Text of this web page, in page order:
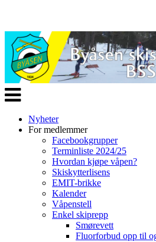
Veksle
navigasjon
Nyheter
For medlemmer
Facebookgrupper
Terminliste 2024/25
Hvordan kjøpe våpen?
Skiskytterlisens
EMIT-brikke
Kalender
Våpenstell
Enkel skiprepp
Smørevett
Fluorforbud opp til